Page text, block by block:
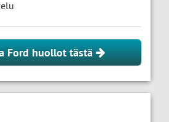
Ford huollot tästä